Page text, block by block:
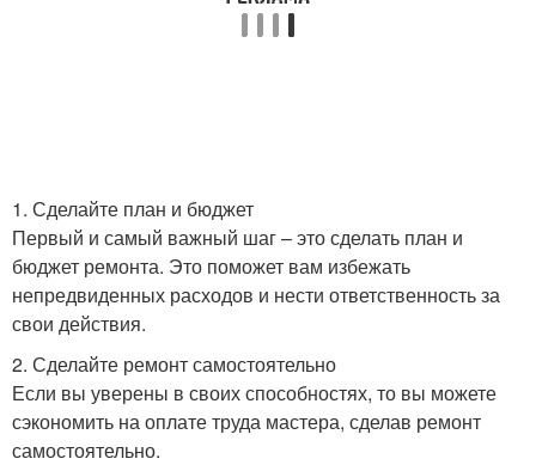
1. Сделайте план и бюджет
Первый и самый важный шаг – это сделать план и
бюджет ремонта. Это поможет вам избежать
непредвиденных расходов и нести ответственность за
свои действия.
2. Сделайте ремонт самостоятельно
Если вы уверены в своих способностях, то вы можете
сэкономить на оплате труда мастера, сделав ремонт
самостоятельно.